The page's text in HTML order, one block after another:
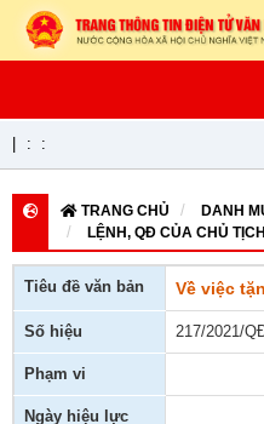
: :
TRANG CHỦ
DANH
LỆNH, QĐ CỦA CHỦ
Tiêu đề văn bản Về việc
Số hiệu 217/2021/
Phạm vi
Ngày hiệu lực